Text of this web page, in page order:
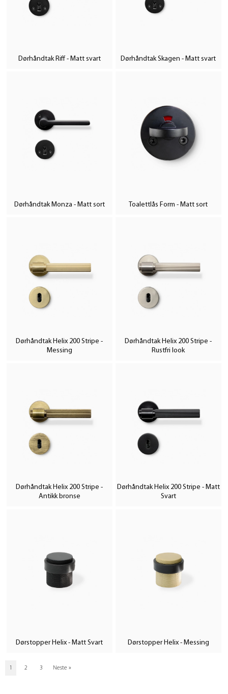
Dørhåndtak Riff - Matt svart Dørhåndtak Skagen - Matt svart
Dørhåndtak Monza - Matt sort Toalettlås Form - Matt sort
Dørhåndtak Helix 200 Stripe -
Messing
Dørhåndtak Helix 200 Stripe -
Rustfri look
Dørhåndtak Helix 200 Stripe -
Antikk bronse
Dørhåndtak Helix 200 Stripe - Matt
Svart
Dørstopper Helix - Matt Svart Dørstopper Helix - Messing
1 2 3 Neste »